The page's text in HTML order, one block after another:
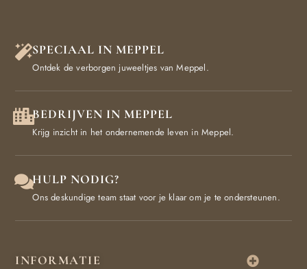
SPECIAAL IN MEPPEL
Ontdek de verborgen juweeltjes van Meppel.
BEDRIJVEN IN MEPPEL
Krijg inzicht in het ondernemende leven in Meppel.
HULP NODIG?
Ons deskundige team staat voor je klaar om je te ondersteunen.
INFORMATIE